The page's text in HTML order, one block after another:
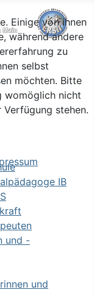
IB
und -
und
Einige von ihnen
während andere
zu
selbst
möchten. Bitte
womöglich nicht
stehen.